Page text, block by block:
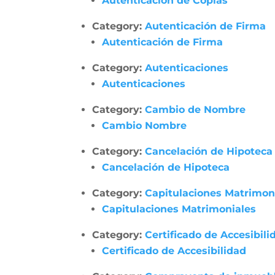
Category:Autenticación de Firma
Autenticación de Firma
Category:Autenticaciones
Autenticaciones
Category:Cambio de Nombre
Cambio Nombre
Category:Cancelación de Hipoteca
Cancelación de Hipoteca
Category:Capitulaciones
Capitulaciones Matrimoniales
Category:Certificado de
Certificado de Accesibilidad